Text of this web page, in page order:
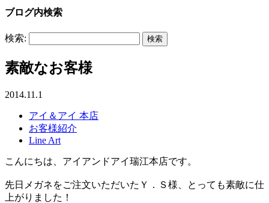
ブログ内検索
検索:
素敵なお客様
2014.11.1
アイ＆アイ 本店
お客様紹介
Line Art
こんにちは、アイアンドアイ瑞江本店です。
先日メガネをご注文いただいたＹ．Ｓ様、とっても素敵に仕
上がりました！